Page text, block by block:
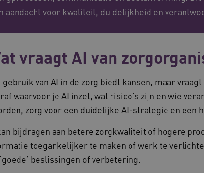
aandacht voor kwaliteit, duidelijkheid en
vraagt AI van
gebruik van AI in de zorg biedt kansen, maar
waarvoor je AI inzet, wat risico’s zijn en wie
zorg voor een duidelijke AI-strategie en een
bijdragen aan betere zorgkwaliteit of hogere
toegankelijker te maken of werk te
beslissingen of verbetering.